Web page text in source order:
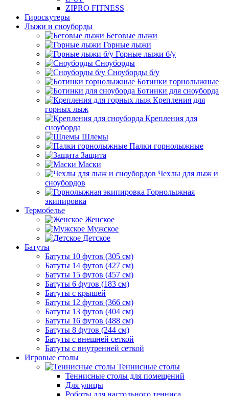
ZIPRO FITNESS
Гироскутеры
Лыжи и сноуборды
Беговые лыжи
Горные лыжи
Горные лыжи б/у
Сноуборды
Сноуборды б/у
Ботинки горнолыжные
Ботинки для сноуборда
Крепления для
горных лыж
Крепления для
сноуборда
Шлемы
Палки горнолыжные
Защита
Маски
Чехлы для лыж и
сноубордов
Горнолыжная
экипировка
Термобелье
Женское
Мужское
Детское
Батуты
Батуты 10 футов (305 см)
Батуты 14 футов (427 см)
Батуты 15 футов (457 см)
Батуты 6 футов (183 см)
Батуты с крышей
Батуты 12 футов (366 см)
Батуты 13 футов (404 см)
Батуты 16 футов (488 см)
Батуты 8 футов (244 см)
Батуты с внешней сеткой
Батуты с внутренней сеткой
Игровые столы
Теннисные столы
Теннисные столы для помещений
Для улицы
Роботы для настольного тенниса